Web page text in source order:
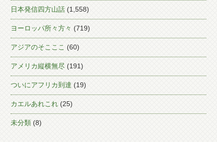
日本発信四方山話 (1,558)
ヨーロッパ所々方々 (719)
アジアのそこここ (60)
アメリカ縦横無尽 (191)
ついにアフリカ到達 (19)
カエルあれこれ (25)
未分類 (8)